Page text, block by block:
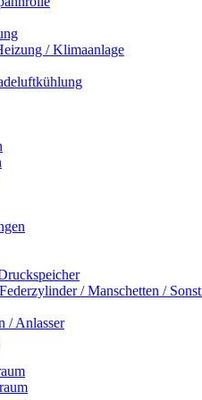
/ Klimaanlage
/ Manschetten /
/ Anlasser